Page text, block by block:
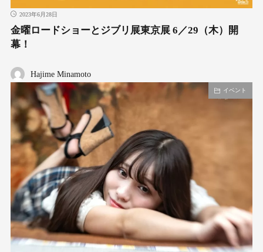
2023年6月28日
金曜ロードショーとジブリ展東京展 6／29（木）開
幕！
Hajime Minamoto
イベント